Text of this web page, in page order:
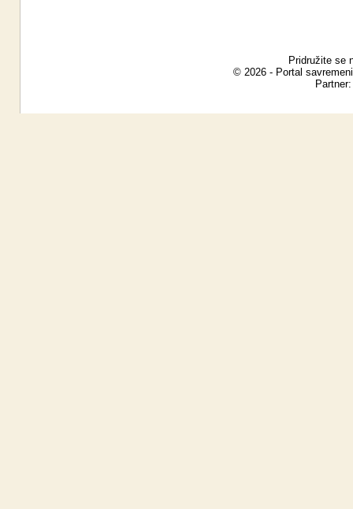
Pridružite se
© 2026 - Portal